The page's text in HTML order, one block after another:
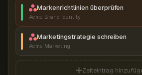
Markenrichtlinien überprüfen
Acme Brand Identity
Marketingstrategie schreiben
Acme Marketing
Zeiteintrag